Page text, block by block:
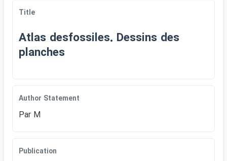
Title
Atlas desfossiles. Dessins des
planches
Author Statement
Par M
Publication